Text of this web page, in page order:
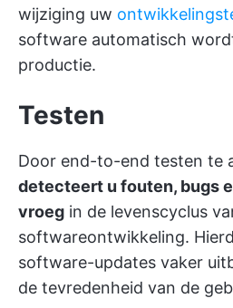
wijziging uw
software automatisch
productie.
Testen
Door end-to-end testen te
detecteert u fouten, bugs
vroeg in de levenscyclus
softwareontwikkeling.
software-updates vaker
de tevredenheid van de